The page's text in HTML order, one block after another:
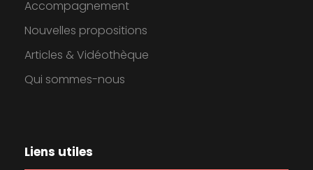
Accompagnement
Nouvelles propositions
Articles & Vidéothèque
Qui sommes-nous
Liens utiles